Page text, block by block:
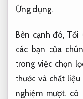
Ứng dụng.
Bên cạnh đó, Tối
các bạn của
trong việc chọn
thước và chất
nghiệm mượt. có